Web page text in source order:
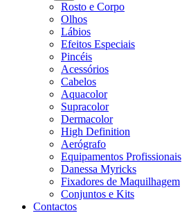
Rosto e Corpo
Olhos
Lábios
Efeitos Especiais
Pincéis
Acessórios
Cabelos
Aquacolor
Supracolor
Dermacolor
High Definition
Aerógrafo
Equipamentos Profissionais
Danessa Myricks
Fixadores de Maquilhagem
Conjuntos e Kits
Contactos